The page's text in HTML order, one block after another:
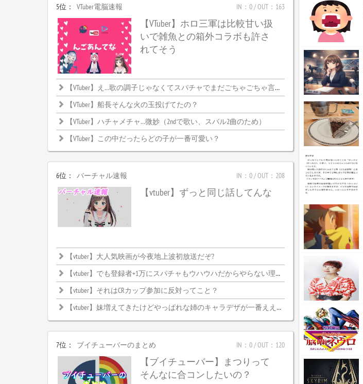
5位： VTuber電脳速報 IN：0 / OUT：163
【VTuber】ホロ三軍は比較甘い扱
いで雑魚との箱外コラボも許さ
れてそう
【VTuber】え…歌の調子じゃなくてスパチャでまだごちゃごちゃ言ってんの…？
【VTuber】船長そんな火の玉投げてたの？
【VTuber】ハチャメチャ…微妙（2ndで歌い、スバル2曲のため）
【VTuber】この中だったらどの子が一番可愛い？
6位： バーチャル速報 IN：0 / OUT：208
【vtuber】ずっと同じ話してんな
【vtuber】大人気映画が今夜地上波初放送だぞ?
【vtuber】でも登録者+1万にスパチャもウハウハだからやらない理由がないんだわ・・・
【vtuber】それはCRカップ参加に反対ってこと？
【vtuber】妹増えてきたけどやっぱれな姉のキャラデザが一番ええな
7位： ブイチューバーのまとめ IN：0 / OUT：120
【ブイチューバー】まつりって
そんなに合コンしたいの？